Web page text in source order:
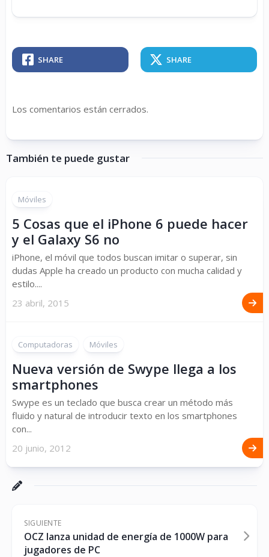
SHARE SHARE
Los comentarios están cerrados.
También te puede gustar
Móviles
5 Cosas que el iPhone 6 puede hacer
y el Galaxy S6 no
iPhone, el móvil que todos buscan imitar o superar, sin
dudas Apple ha creado un producto con mucha calidad y
estilo....
23 abril, 2015
Computadoras Móviles
Nueva versión de Swype llega a los
smartphones
Swype es un teclado que busca crear un método más
fluido y natural de introducir texto en los smartphones
con...
20 junio, 2012
SIGUIENTE
OCZ lanza unidad de energía de 1000W para
jugadores de PC